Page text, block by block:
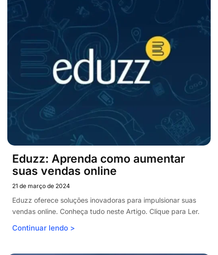
Eduzz: Aprenda como aumentar
suas vendas online
21 de março de 2024
Eduzz oferece soluções inovadoras para impulsionar suas
vendas online. Conheça tudo neste Artigo. Clique para Ler.
Continuar lendo >